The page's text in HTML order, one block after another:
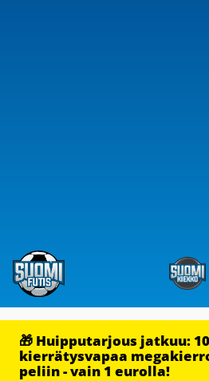
🎁 Huipputarjous jatkuu:
kierrätysvapaa
peliin - vain 1 eurolla!